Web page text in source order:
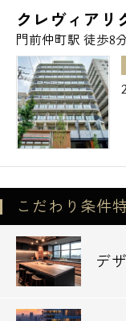
ミニバイク置
駐輪場：318台
～江東区の高
ズマンション～
その他のエリ
ームまでお問
クレヴィアリ
門前仲町駅 徒歩8
こだわり条件
デ